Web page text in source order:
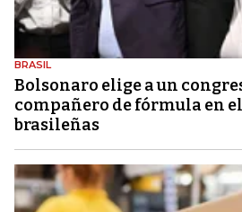
BRASIL
Bolsonaro elige a un
compañero de fórmula en
brasileñas